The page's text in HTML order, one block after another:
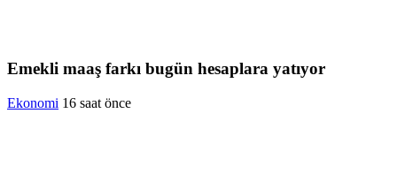
Emekli maaş farkı bugün hesaplara yatıyor
Ekonomi 16 saat önce